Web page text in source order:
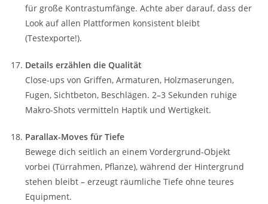
für große Kontrastumfänge. Achte aber darauf, dass der
Look auf allen Plattformen konsistent bleibt
(Testexporte!).
Details erzählen die Qualität
Close-ups von Griffen, Armaturen, Holzmaserungen,
Fugen, Sichtbeton, Beschlägen. 2–3 Sekunden ruhige
Makro-Shots vermitteln Haptik und Wertigkeit.
Parallax-Moves für Tiefe
Bewege dich seitlich an einem Vordergrund-Objekt
vorbei (Türrahmen, Pflanze), während der Hintergrund
stehen bleibt – erzeugt räumliche Tiefe ohne teures
Equipment.